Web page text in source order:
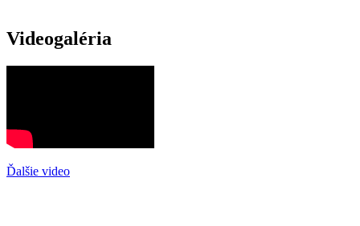
Videogaléria
Ďalšie video